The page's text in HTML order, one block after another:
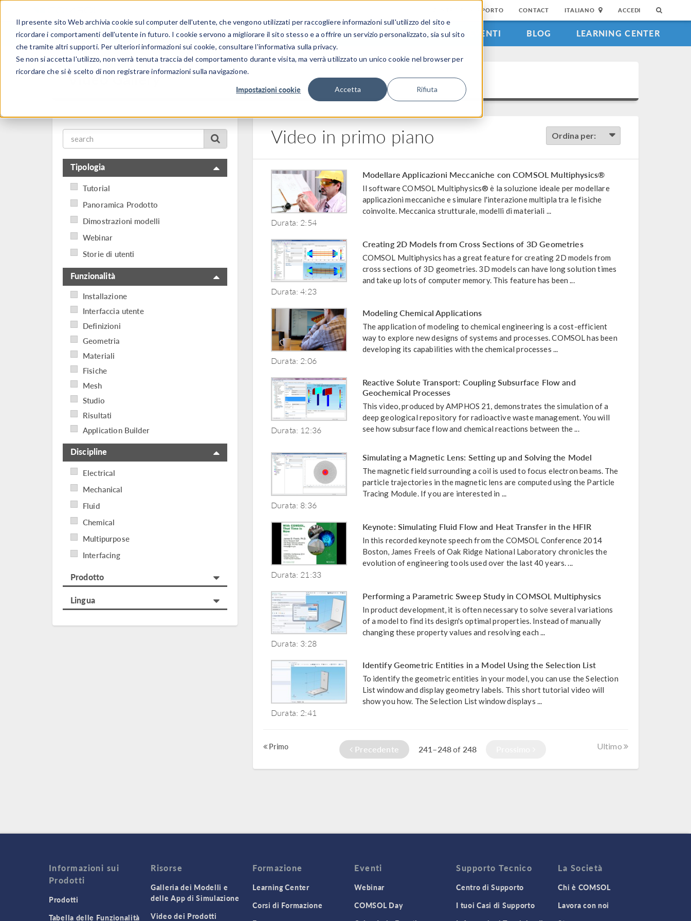
Il presente sito Web archivia cookie sul computer dell'utente, che vengono utilizzati per raccogliere informazioni sull'utilizzo del sito e
ricordare i comportamenti dell'utente in futuro. I cookie servono a migliorare il sito stesso e a offrire un servizio personalizzato, sia sul sito
che tramite altri supporti. Per ulteriori informazioni sui cookie, consultare l'informativa sulla privacy.
Se non si accetta l'utilizzo, non verrà tenuta traccia del comportamento durante visita, ma verrà utilizzato un unico cookie nel browser per
ricordare che si è scelto di non registrare informazioni sulla navigazione.
Impostazioni cookie Accetta Rifiuta
CENTRO DI SUPPORTO CONTACT ITALIANO ACCEDI
PRODOTTI SETTORI INDUSTRIALI GALLERIA DEI VIDEO EVENTI BLOG LEARNING CENTER
Video Gallery
Tipologia
Tutorial
Panoramica Prodotto
Dimostrazioni modelli
Webinar
Storie di utenti
Funzionalità
Installazione
Interfaccia utente
Definizioni
Geometria
Materiali
Fisiche
Mesh
Studio
Risultati
Application Builder
Discipline
Electrical
Mechanical
Fluid
Chemical
Multipurpose
Interfacing
Prodotto
Lingua
Video in primo piano Ordina per:
Durata: 2:54
Modellare Applicazioni Meccaniche con COMSOL Multiphysics®
Il software COMSOL Multiphysics® è la soluzione ideale per modellare
applicazioni meccaniche e simulare l'interazione multipla tra le fisiche
coinvolte. Meccanica strutturale, modelli di materiali ...
Durata: 4:23
Creating 2D Models from Cross Sections of 3D Geometries
COMSOL Multiphysics has a great feature for creating 2D models from
cross sections of 3D geometries. 3D models can have long solution times
and take up lots of computer memory. This feature has been ...
Durata: 2:06
Modeling Chemical Applications
The application of modeling to chemical engineering is a cost-efficient
way to explore new designs of systems and processes. COMSOL has been
developing its capabilities with the chemical processes ...
Durata: 12:36
Reactive Solute Transport: Coupling Subsurface Flow and
Geochemical Processes
This video, produced by AMPHOS 21, demonstrates the simulation of a
deep geological repository for radioactive waste management. You will
see how subsurface flow and chemical reactions between the ...
Durata: 8:36
Simulating a Magnetic Lens: Setting up and Solving the Model
The magnetic field surrounding a coil is used to focus electron beams. The
particle trajectories in the magnetic lens are computed using the Particle
Tracing Module. If you are interested in ...
Durata: 21:33
Keynote: Simulating Fluid Flow and Heat Transfer in the HFIR
In this recorded keynote speech from the COMSOL Conference 2014
Boston, James Freels of Oak Ridge National Laboratory chronicles the
evolution of engineering tools used over the last 40 years. ...
Durata: 3:28
Performing a Parametric Sweep Study in COMSOL Multiphysics
In product development, it is often necessary to solve several variations
of a model to find its design's optimal properties. Instead of manually
changing these property values and resolving each ...
Durata: 2:41
Identify Geometric Entities in a Model Using the Selection List
To identify the geometric entities in your model, you can use the Selection
List window and display geometry labels. This short tutorial video will
show you how. The Selection List window displays ...
Primo Precedente 241–248of 248 Ultimo
Informazioni sui
Prodotti
Prodotti
Tabella delle Funzionalità
Risorse
Galleria dei Modelli e
delle App di Simulazione
Video dei Prodotti
Formazione
Learning Center
Corsi di Formazione
Eventi
Webinar
COMSOL Day
Supporto Tecnico
Centro di Supporto
I tuoi Casi di Supporto
La Società
Chi è COMSOL
Lavora con noi